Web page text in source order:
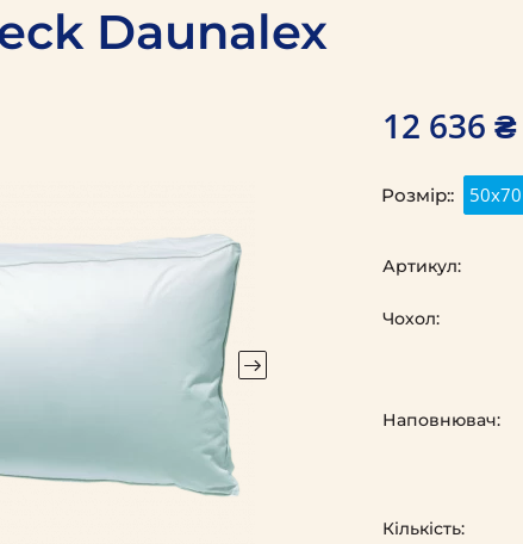
Daunalex
12 636 ₴
Розмір:: 50х70
Кількість:
Артикул:
Чохол:
Наповнювач: